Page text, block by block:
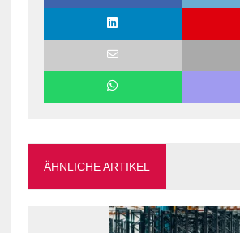
ÄHNLICHE ARTIKEL